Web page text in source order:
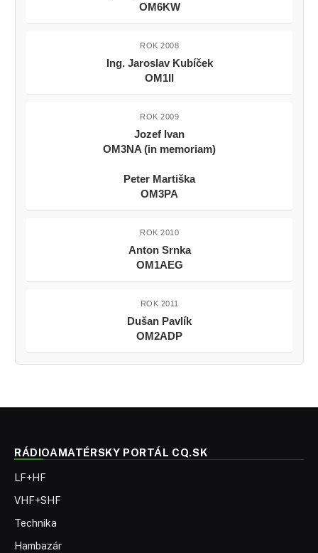
OM6KW
ROK 2008
Ing. Jaroslav Kubíček
OM1II
ROK 2009
Jozef Ivan
OM3NA (in memoriam)
Peter Martiška
OM3PA
ROK 2010
Anton Srnka
OM1AEG
ROK 2011
Dušan Pavlík
OM2ADP
RÁDIOAMATÉRSKY PORTÁL CQ.SK
LF+HF
VHF+SHF
Technika
Hambazár